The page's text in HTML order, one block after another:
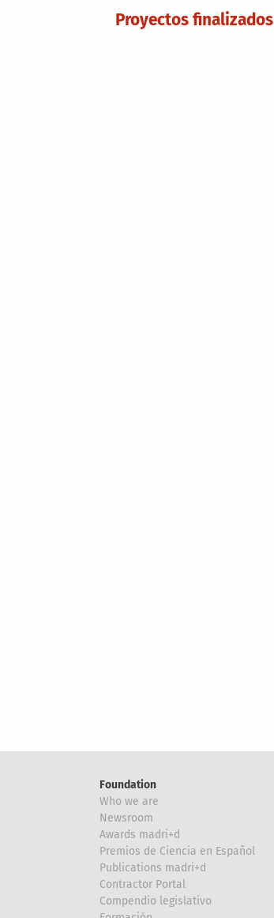
Proyectos finalizados
Foundation
Who we are
Newsroom
Awards madri+d
Premios de Ciencia en Español
Publications madri+d
Contractor Portal
Compendio legislativo